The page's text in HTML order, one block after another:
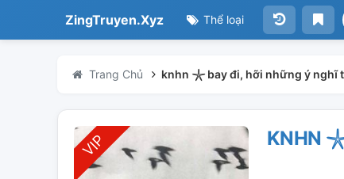
ZingTruyen.Xyz Thể loại
Trang Chủ knhn 𓇼 bay đi, hỡi những ý nghĩ
KNHN